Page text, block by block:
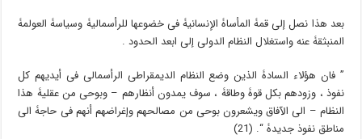
بعد هذا نصل إلى قمۀ المأساۀ الإنسانیۀ فی خضوعها للرأسمالیۀ وسیاسۀ العولمۀ
المنبثقۀ عنه واستغلال النظام الدولی إلى ابعد الحدود .
” فان هؤلاء السادۀ الذین وضع النظام الدیمقراطی الرأسمالی فی أیدیهم کل
نفوذ ، وزودهم بکل قوۀ وطاقۀ ، سوف یمدون أنظارهم – وبوحی من عقلیۀ هذا
النظام – الى الآفاق ویشعرون بوحی من مصالحهم وإغراضهم أنهم فی حاجۀ الى
مناطق نفوذ جدیدۀ “. (21)